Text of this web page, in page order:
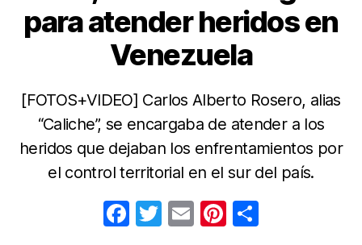
para atender heridos en
Venezuela
[FOTOS+VIDEO] Carlos Alberto Rosero, alias
“Caliche”, se encargaba de atender a los
heridos que dejaban los enfrentamientos por
el control territorial en el sur del país.
F T E Pi